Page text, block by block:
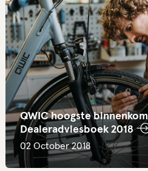
QWIC hoogste
Dealeradviesboek 2018
02 October 2018